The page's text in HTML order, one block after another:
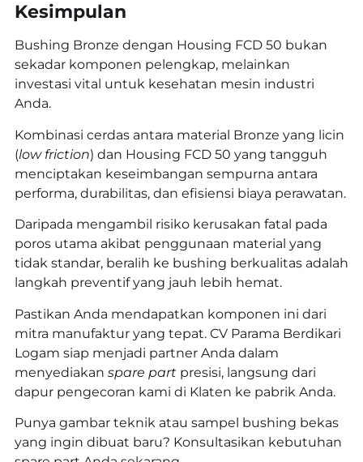
Kesimpulan
Bushing Bronze dengan Housing FCD 50 bukan
sekadar komponen pelengkap, melainkan
investasi vital untuk kesehatan mesin industri
Anda.
Kombinasi cerdas antara material Bronze yang licin
(low friction) dan Housing FCD 50 yang tangguh
menciptakan keseimbangan sempurna antara
performa, durabilitas, dan efisiensi biaya perawatan.
Daripada mengambil risiko kerusakan fatal pada
poros utama akibat penggunaan material yang
tidak standar, beralih ke bushing berkualitas adalah
langkah preventif yang jauh lebih hemat.
Pastikan Anda mendapatkan komponen ini dari
mitra manufaktur yang tepat. CV Parama Berdikari
Logam siap menjadi partner Anda dalam
menyediakan spare part presisi, langsung dari
dapur pengecoran kami di Klaten ke pabrik Anda.
Punya gambar teknik atau sampel bushing bekas
yang ingin dibuat baru? Konsultasikan kebutuhan